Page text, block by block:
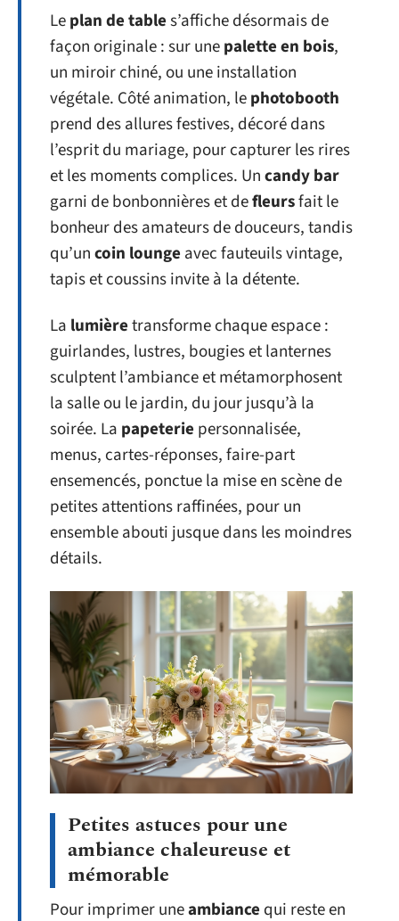
Leplan de tables’affiche désormais de
façon originale : sur unepalette en bois,
un miroir chiné, ou une installation
végétale. Côté animation, lephotobooth
prend des allures festives, décoré dans
l’esprit du mariage, pour capturer les rires
et les moments complices. Uncandy bar
garni de bonbonnières et defleursfait le
bonheur des amateurs de douceurs, tandis
qu’uncoin lounge avec fauteuils vintage,
tapis et coussins invite à la détente.
La lumièretransforme chaque espace :
guirlandes, lustres, bougies et lanternes
sculptent l’ambiance et métamorphosent
la salle ou le jardin, du jour jusqu’à la
soirée. La papeterie personnalisée,
menus, cartes-réponses, faire-part
ensemencés, ponctue la mise en scène de
petites attentions raffinées, pour un
ensemble abouti jusque dans les moindres
détails.
Petites astuces pour une
ambiance chaleureuse et
mémorable
Pour imprimer uneambiance qui reste en